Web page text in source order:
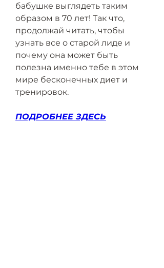
бабушке выглядеть таким
образом в 70 лет! Так что,
продолжай читать, чтобы
узнать все о старой лиде и
почему она может быть
полезна именно тебе в этом
мире бесконечных диет и
тренировок.
ПОДРОБНЕЕ ЗДЕСЬ